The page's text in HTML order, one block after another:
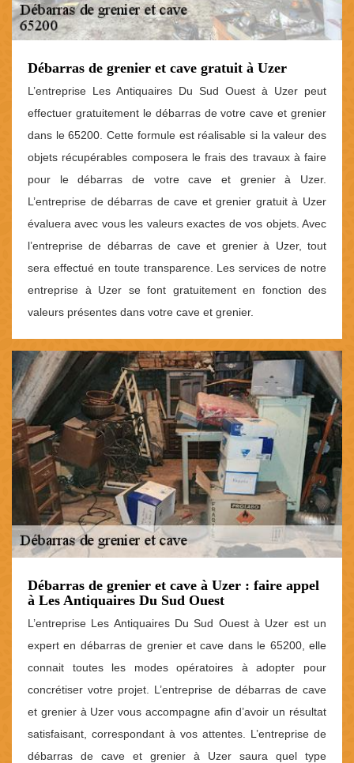
Débarras de grenier et cave gratuit à Uzer
L’entreprise Les Antiquaires Du Sud Ouest à Uzer peut
effectuer gratuitement le débarras de votre cave et grenier
dans le 65200. Cette formule est réalisable si la valeur des
objets récupérables composera le frais des travaux à faire
pour le débarras de votre cave et grenier à Uzer.
L’entreprise de débarras de cave et grenier gratuit à Uzer
évaluera avec vous les valeurs exactes de vos objets. Avec
l’entreprise de débarras de cave et grenier à Uzer, tout
sera effectué en toute transparence. Les services de notre
entreprise à Uzer se font gratuitement en fonction des
valeurs présentes dans votre cave et grenier.
Débarras de grenier et cave à Uzer : faire appel
à Les Antiquaires Du Sud Ouest
L’entreprise Les Antiquaires Du Sud Ouest à Uzer est un
expert en débarras de grenier et cave dans le 65200, elle
connait toutes les modes opératoires à adopter pour
concrétiser votre projet. L’entreprise de débarras de cave
et grenier à Uzer vous accompagne afin d’avoir un résultat
satisfaisant, correspondant à vos attentes. L’entreprise de
débarras de cave et grenier à Uzer saura quel type